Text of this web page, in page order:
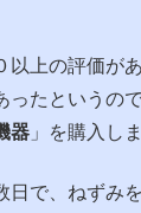
以上の評価が
ったというので
器 」を購入し
日で、ねずみ